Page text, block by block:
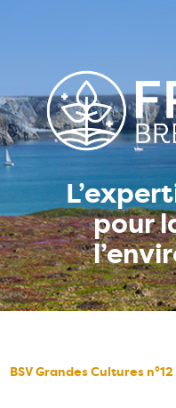
pour
BSV Grandes Cultures